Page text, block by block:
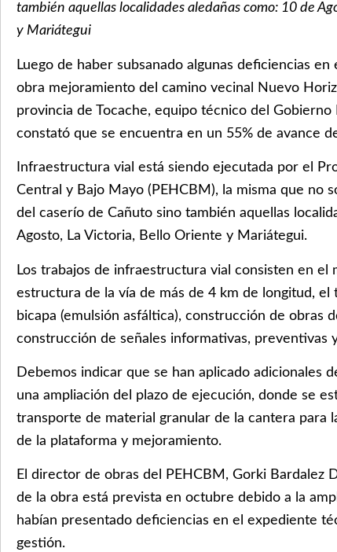
también aquellas localidades aledañas como: 10 de
y Mariátegui
Luego de haber subsanado algunas deficiencias
obra mejoramiento del camino vecinal Nuevo
provincia de Tocache, equipo técnico del Gobierno
constató que se encuentra en un 55% de avance
Infraestructura vial está siendo ejecutada por el
Central y Bajo Mayo (PEHCBM), la misma que no
del caserío de Cañuto sino también aquellas
Agosto, La Victoria, Bello Oriente y Mariátegui.
Los trabajos de infraestructura vial consisten en el
estructura de la vía de más de 4 km de longitud, el
bicapa (emulsión asfáltica), construcción de obras
construcción de señales informativas, preventivas
Debemos indicar que se han aplicado adicionales
una ampliación del plazo de ejecución, donde se
transporte de material granular de la cantera para
de la plataforma y mejoramiento.
El director de obras del PEHCBM, Gorki Bardalez
de la obra está prevista en octubre debido a la
habían presentado deficiencias en el expediente
gestión.